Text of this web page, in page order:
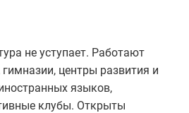
не уступает. Работают
центры развития и
языков,
клубы. Открыты